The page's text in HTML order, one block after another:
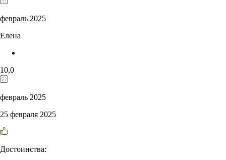
февраль 2025
Елена
10,0
февраль 2025
25 февраля 2025
Достоинства: